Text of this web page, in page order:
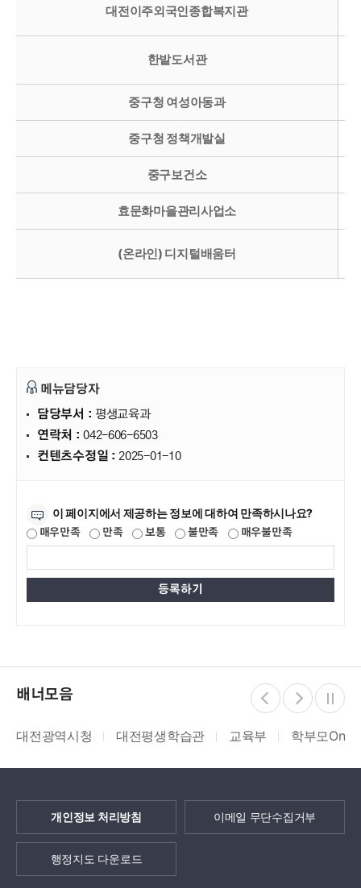
대전이주외국인종합복지관
한밭도서관
중구청 여성아동과
중구청 정책개발실
중구보건소
효문화마을관리사업소
(온라인) 디지털배움터
메뉴담당자
담당부서 : 평생교육과
연락처 :042-606-6503
컨텐츠수정일 : 2025-01-10
이 페이지에서 제공하는 정보에 대하여 만족하시나요?
매우만족 만족 보통 불만족 매우불만족
배너모음
대전광역시청 대전평생학습관 교육부 학부모On누
개인정보 처리방침 이메일 무단수집거부
행정지도 다운로드